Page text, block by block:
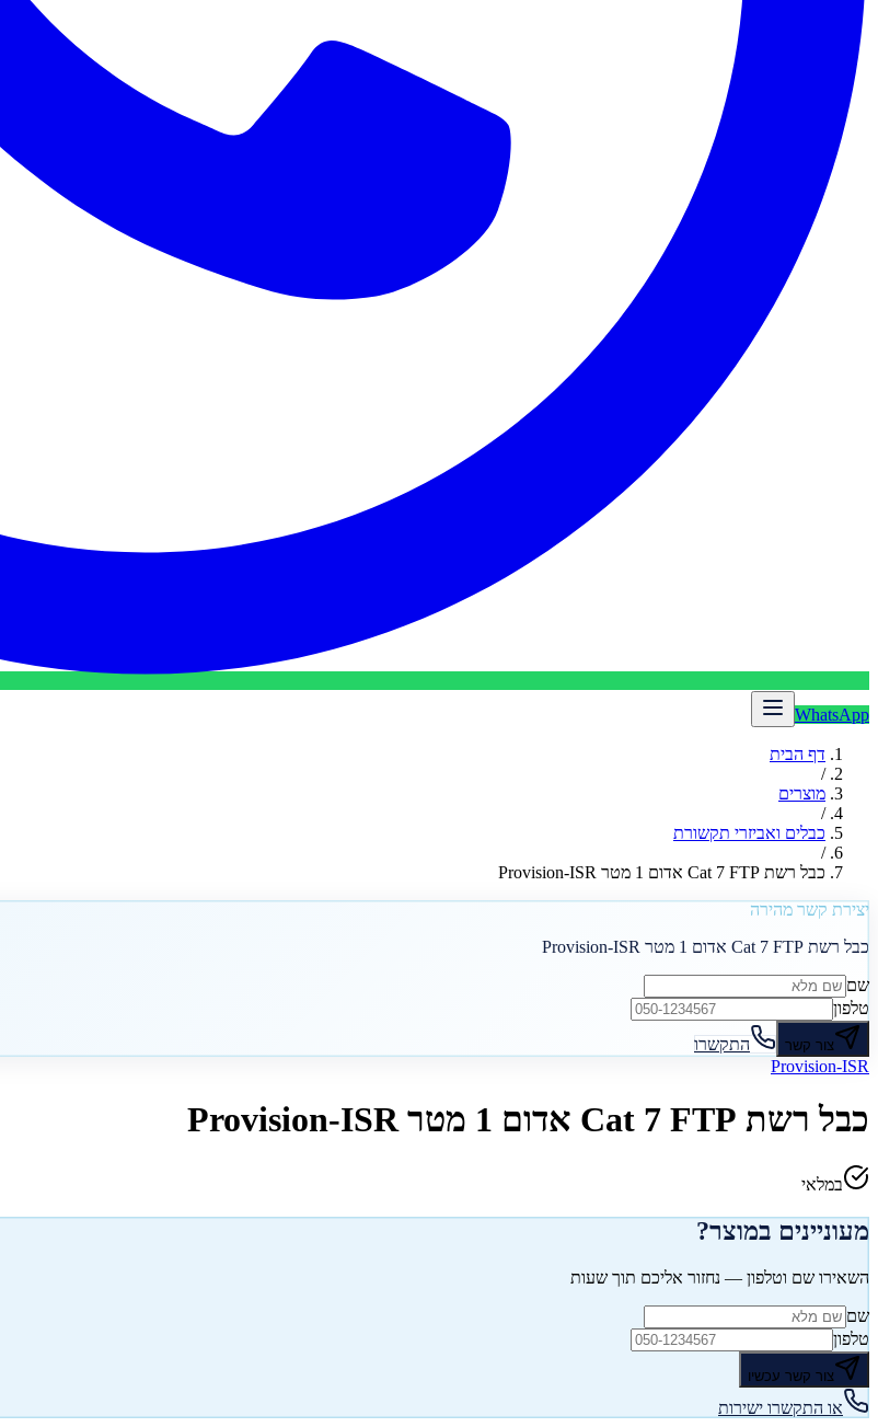
WhatsApp
דף הבית
/
מוצרים
/
כבלים ואביזרי תקשורת
/
כבל רשת Cat 7 FTP אדום 1 מטר Provision-ISR
יצירת קשר מהירה
כבל רשת Cat 7 FTP אדום 1 מטר Provision-ISR
שם
טלפון
צור קשר
התקשרו
Provision-ISR
כבל רשת Cat 7 FTP אדום 1 מטר Provision-ISR
במלאי
מעוניינים במוצר?
השאירו שם וטלפון — נחזור אליכם תוך שעות
שם
טלפון
צור קשר עכשיו
או התקשרו ישירות